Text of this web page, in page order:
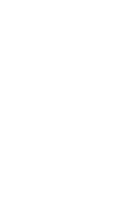
conmemorado el 25º
de la iglesia,
(véase Fides
de la era soviética,
Decessores de san
de 1991 se crearon
apostólicas de la
Rusia asiática, y el
Kondrusiewicz fue
apostólico de
reconstitución de la
Concepción:
las celebraciones
y los encuentros
la plaza de la iglesia.